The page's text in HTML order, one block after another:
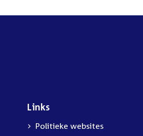
Links
Politieke websites